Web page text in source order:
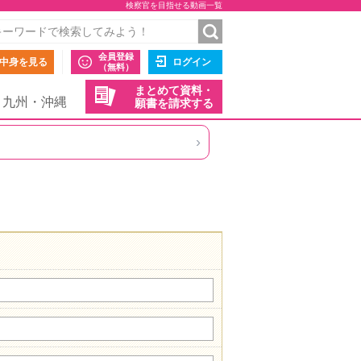
検察官を目指せる動画一覧
身を見る
会員登録
（無料）
ログイン
まとめて資料・
願書を請求する
九州・沖縄
›